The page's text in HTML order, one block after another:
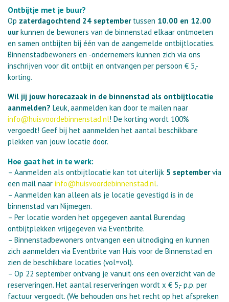
Ontbijtje met je buur?
Op zaterdagochtend 24 septembertussen 10.00 en 12.00
uurkunnen de bewoners van de binnenstad elkaar ontmoeten
en samen ontbijten bij één van de aangemelde ontbijtlocaties.
Binnenstadbewoners en -ondernemers kunnen zich via ons
inschrijven voor dit ontbijt en ontvangen per persoon € 5,-
korting.
Wil jij jouw horecazaak in de binnenstad als ontbijtlocatie
aanmelden? Leuk, aanmelden kan door te mailen naar
info@huisvoordebinnenstad.nl! De korting wordt 100%
vergoedt! Geef bij het aanmelden het aantal beschikbare
plekken van jouw locatie door.
Hoe gaat het in te werk:
– Aanmelden als ontbijtlocatie kan tot uiterlijk 5 septembervia
een mail naar info@huisvoordebinnenstad.nl.
– Aanmelden kan alleen als je locatie gevestigd is in de
binnenstad van Nijmegen.
– Per locatie worden het opgegeven aantal Burendag
ontbijtplekken vrijgegeven via Eventbrite.
– Binnenstadbewoners ontvangen een uitnodiging en kunnen
zich aanmelden via Eventbrite van Huis voor de Binnenstad en
zien de beschikbare locaties (vol=vol).
– Op 22 september ontvang je vanuit ons een overzicht van de
reserveringen. Het aantal reserveringen wordt x € 5,- p.p. per
factuur vergoedt. (We behouden ons het recht op het afspreken